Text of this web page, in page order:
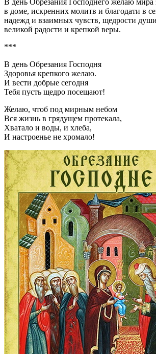
В день Обрезания Господнего желаю мира
в доме, искренних молитв и благодати в
надежд и взаимных чувств, щедрости
великой радости и крепкой веры.
***
В день Обрезания Господня
Здоровья крепкого желаю.
И вести добрые сегодня
Тебя пусть щедро посещают!
Желаю, чтоб под мирным небом
Вся жизнь в грядущем протекала,
Хватало и воды, и хлеба,
И настроенье не хромало!